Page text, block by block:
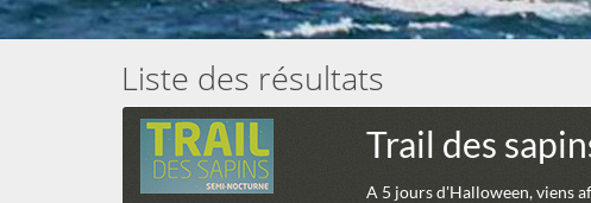
Liste des résultats
Trail des
A 5 jours d'Halloween, viens